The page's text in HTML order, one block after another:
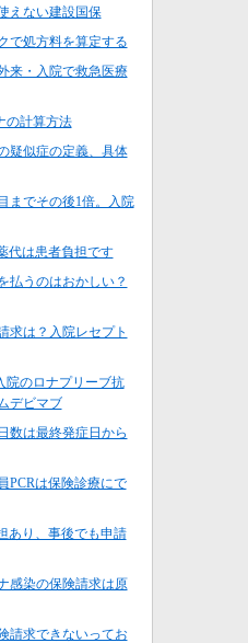
えない建設国保
で処方料を算定する
来・入院で救急医療
の計算方法
疑似症の定義、具体
までその後1倍。入院
代は患者負担です
払うのはおかしい？
求は？入院レセプト
院のロナプリーブ抗
デビマブ
数は最終発症日から
PCRは保険診療にで
あり、事後でも申請
感染の保険請求は原
請求できないってお